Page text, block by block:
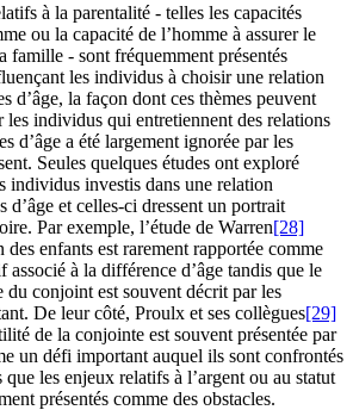
à la parentalité - telles les capacités
ou la capacité de l’homme à assurer le
famille - sont fréquemment présentés
les individus à choisir une relation
d’âge, la façon dont ces thèmes peuvent
les individus qui entretiennent des relations
d’âge a été largement ignorée par les
Seules quelques études ont exploré
individus investis dans une relation
d’âge et celles-ci dressent un portrait
Par exemple, l’étude de Warren[28]
des enfants est rarement rapportée comme
associé à la différence d’âge tandis que le
du conjoint est souvent décrit par les
De leur côté, Proulx et ses collègues[29]
de la conjointe est souvent présentée par
un défi important auquel ils sont confrontés
les enjeux relatifs à l’argent ou au statut
présentés comme des obstacles.